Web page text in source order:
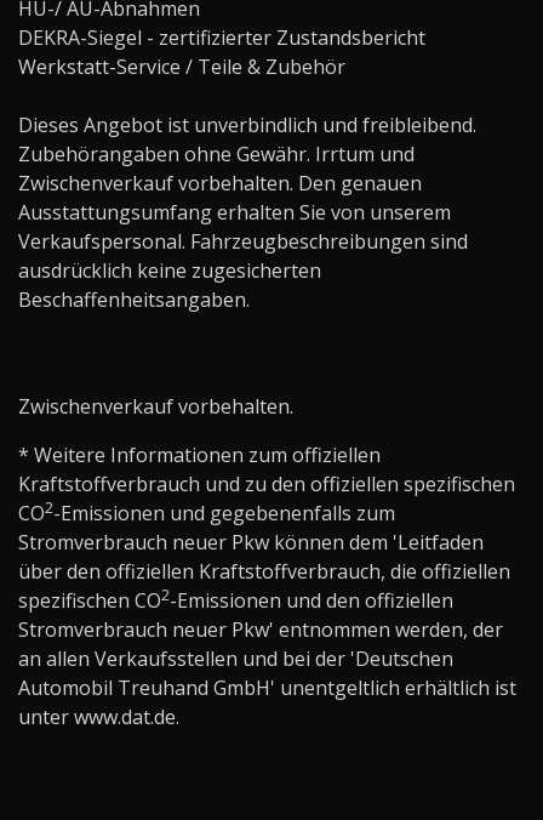
HU-/ AU-Abnahmen
DEKRA-Siegel - zertifizierter Zustandsbericht
Werkstatt-Service / Teile & Zubehör ­­­­­­­­­­­­­­­­
Dieses Angebot ist unverbindlich und freibleibend.
Zubehörangaben ohne Gewähr. Irrtum und
Zwischenverkauf vorbehalten. Den genauen
Ausstattungsumfang erhalten Sie von unserem
Verkaufspersonal. Fahrzeugbeschreibungen sind
ausdrücklich keine zugesicherten
Beschaffenheitsangaben.
Zwischenverkauf vorbehalten.
* Weitere Informationen zum offiziellen
Kraftstoffverbrauch und zu den offiziellen spezifischen
CO2-Emissionen und gegebenenfalls zum
Stromverbrauch neuer Pkw können dem 'Leitfaden
über den offiziellen Kraftstoffverbrauch, die offiziellen
spezifischen CO2-Emissionen und den offiziellen
Stromverbrauch neuer Pkw' entnommen werden, der
an allen Verkaufsstellen und bei der 'Deutschen
Automobil Treuhand GmbH' unentgeltlich erhältlich ist
unter www.dat.de.